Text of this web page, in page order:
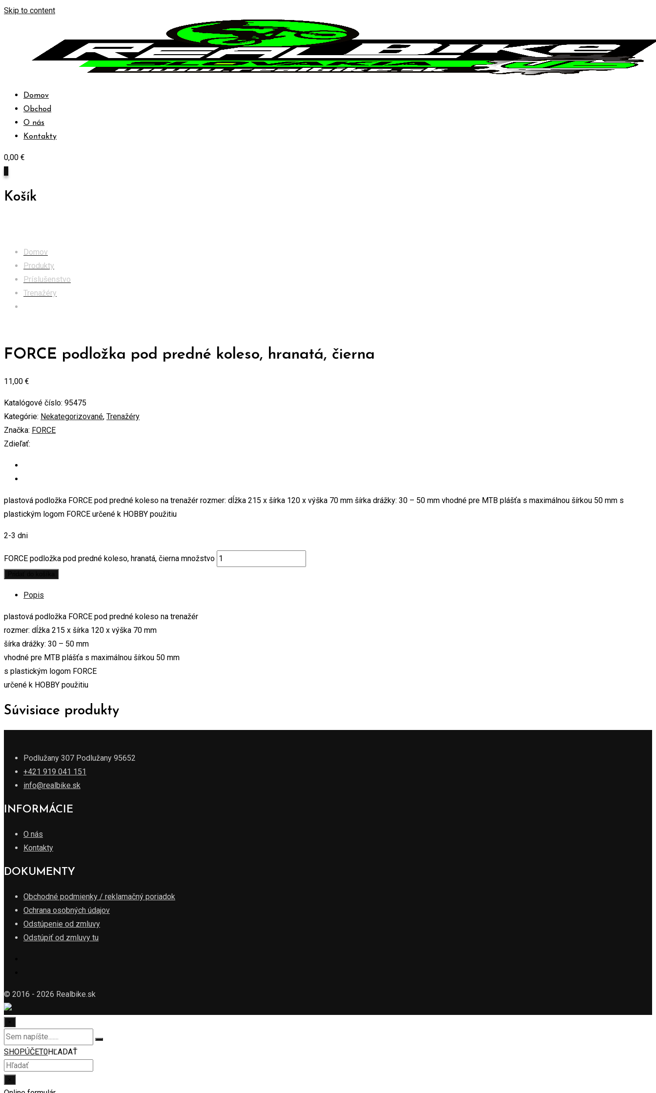
Skip to content
Domov
Obchod
O nás
Kontakty
0,00 €
Košík
Domov
Produkty
Príslušenstvo
Trenažéry
FORCE podložka pod predné koleso, hranatá, čierna
11,00 €
Katalógové číslo: 95475
Kategórie: Nekategorizované, Trenažéry
Značka: FORCE
Zdieľať:
plastová podložka FORCE pod predné koleso na trenažér rozmer: dĺžka 215 x šírka 120 x výška 70 mm šírka drážky: 30 – 50 mm vhodné pre MTB plášťa s maximálnou šírkou 50 mm s
plastickým logom FORCE určené k HOBBY použitiu
2-3 dni
FORCE podložka pod predné koleso, hranatá, čierna množstvo
Popis
plastová podložka FORCE pod predné koleso na trenažér
rozmer: dĺžka 215 x šírka 120 x výška 70 mm
šírka drážky: 30 – 50 mm
vhodné pre MTB plášťa s maximálnou šírkou 50 mm
s plastickým logom FORCE
určené k HOBBY použitiu
Súvisiace produkty
Podlužany 307 Podlužany 95652
+421 919 041 151
info@realbike.sk
INFORMÁCIE
O nás
Kontakty
DOKUMENTY
Obchodné podmienky / reklamačný poriadok
Ochrana osobných údajov
Odstúpenie od zmluvy
Odstúpiť od zmluvy tu
© 2016 - 2026 Realbike.sk
SHOPÚČET0HĽADAŤ